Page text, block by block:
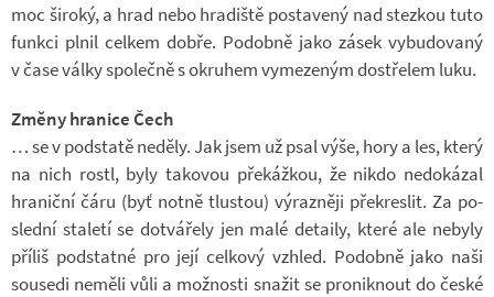
moc ši­roký, a hrad nebo hra­diště po­sta­vený nad stezkou tuto
funkci plnil cel­kem dobře. Po­dobně jako zásek vy­bu­do­vaný
v čase války spo­lečně s okru­hem vy­me­ze­ným do­stře­lem luku.
Změny hranice Čech
… se v pod­statě ne­děly. Jak jsem už psal výše, hory a les, který
na nich rostl, byly ta­ko­vou pře­káž­kou, že nikdo ne­do­ká­zal
hra­niční čáru (byť notně tlus­tou) vý­raz­něji pře­kres­lit. Za po­
slední sta­letí se do­tvá­řely jen malé de­taily, které ale ne­byly
pří­liš pod­statné pro její cel­kový vzhled. Po­dobně jako naši
sou­sedi ne­měli vůli a mož­nosti sna­žit se pro­nik­nout do české